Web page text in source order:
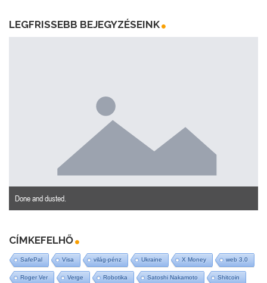
LEGFRISSEBB BEJEGYZÉSEINK
Done and dusted.
CÍMKEFELHŐ
SafePal Visa világ-pénz Ukraine X Money web 3.0
Roger Ver Verge Robotika Satoshi Nakamoto Shitcoin